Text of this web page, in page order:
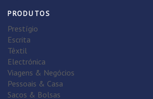
PRODUTOS
Prestígio
Escrita
Têxtil
Electrónica
Viagens & Negócios
Pessoais & Casa
Sacos & Bolsas